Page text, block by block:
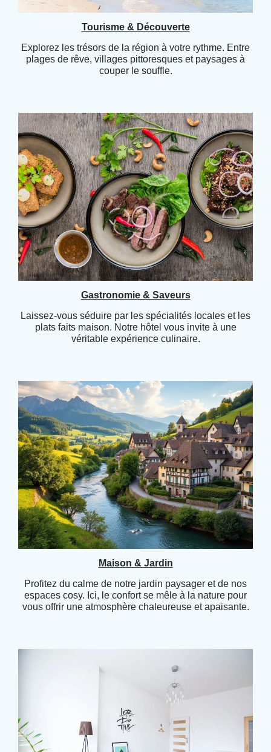
Tourisme & Découverte
Explorez les trésors de la région à votre rythme. Entre
plages de rêve, villages pittoresques et paysages à
couper le souffle.
Gastronomie & Saveurs
Laissez-vous séduire par les spécialités locales et les
plats faits maison. Notre hôtel vous invite à une
véritable expérience culinaire.
Maison & Jardin
Profitez du calme de notre jardin paysager et de nos
espaces cosy. Ici, le confort se mêle à la nature pour
vous offrir une atmosphère chaleureuse et apaisante.